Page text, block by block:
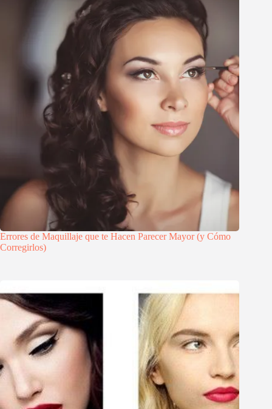
Errores de Maquillaje que te Hacen Parecer Mayor (y Cómo
Corregirlos)